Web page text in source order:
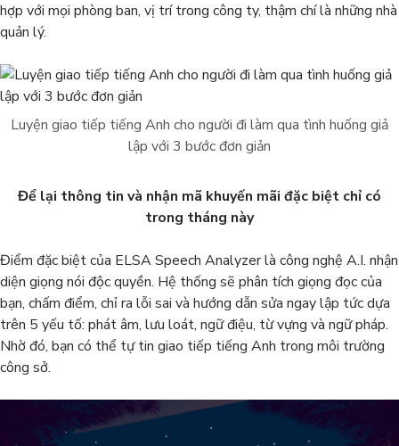
hợp với mọi phòng ban, vị trí trong công ty, thậm chí là những nhà
quản lý.
Luyện giao tiếp tiếng Anh cho người đi làm qua tình huống giả
lập với 3 bước đơn giản
Để lại thông tin và nhận mã khuyến mãi đặc biệt chỉ có
trong tháng này
Điểm đặc biệt của ELSA Speech Analyzer là công nghệ A.I. nhận
diện giọng nói độc quyền. Hệ thống sẽ phân tích giọng đọc của
bạn, chấm điểm, chỉ ra lỗi sai và hướng dẫn sửa ngay lập tức dựa
trên 5 yếu tố: phát âm, lưu loát, ngữ điệu, từ vựng và ngữ pháp.
Nhờ đó, bạn có thể tự tin giao tiếp tiếng Anh trong môi trường
công sở.